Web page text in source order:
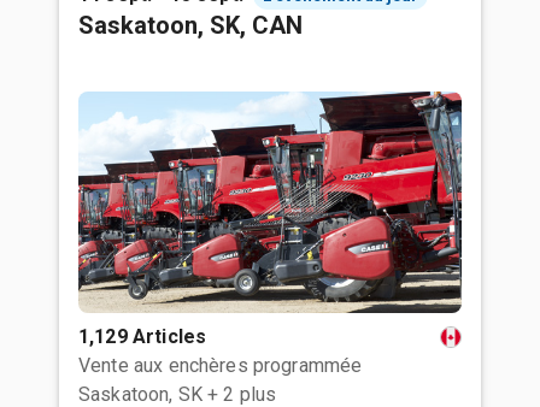
Saskatoon, SK, CAN
1,129 Articles
Vente aux enchères programmée
Saskatoon, SK + 2 plus